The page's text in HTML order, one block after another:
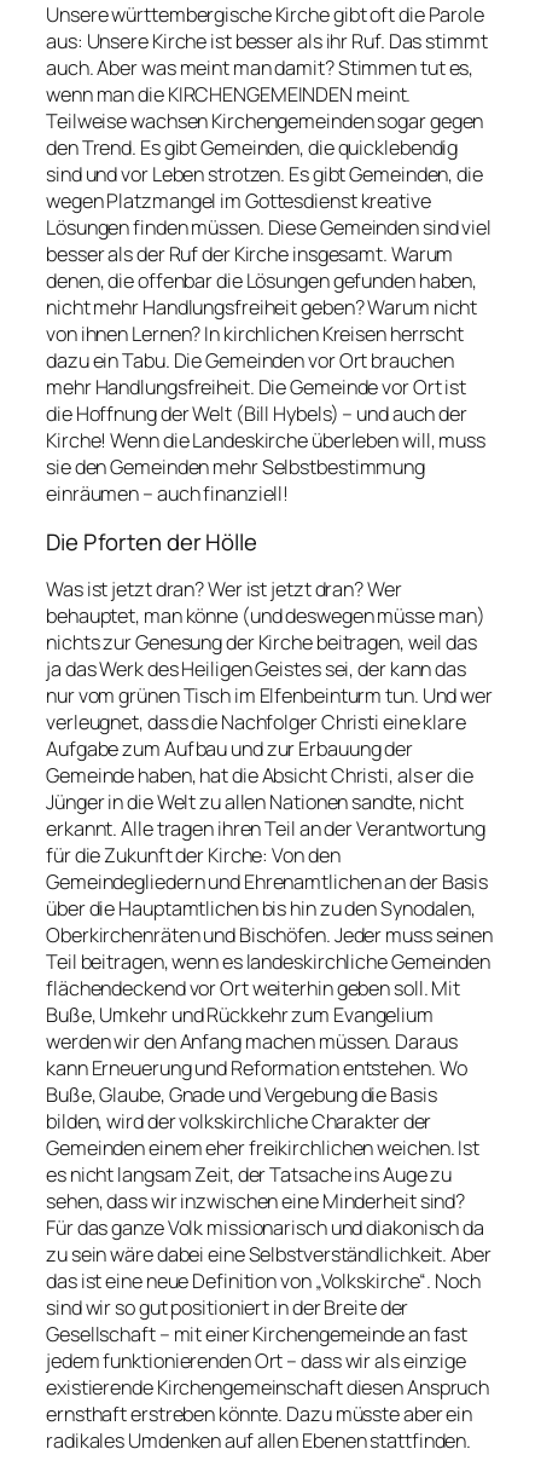
Unsere württembergische Kirche gibt oft die Parole
aus: Unsere Kirche ist besser als ihr Ruf. Das stimmt
auch. Aber was meint man damit? Stimmen tut es,
wenn man die KIRCHENGEMEINDEN meint.
Teilweise wachsen Kirchengemeinden sogar gegen
den Trend. Es gibt Gemeinden, die quicklebendig
sind und vor Leben strotzen. Es gibt Gemeinden, die
wegen Platzmangel im Gottesdienst kreative
Lösungen finden müssen. Diese Gemeinden sind viel
besser als der Ruf der Kirche insgesamt. Warum
denen, die offenbar die Lösungen gefunden haben,
nicht mehr Handlungsfreiheit geben? Warum nicht
von ihnen Lernen? In kirchlichen Kreisen herrscht
dazu ein Tabu. Die Gemeinden vor Ort brauchen
mehr Handlungsfreiheit. Die Gemeinde vor Ort ist
die Hoffnung der Welt (Bill Hybels) – und auch der
Kirche! Wenn die Landeskirche überleben will, muss
sie den Gemeinden mehr Selbstbestimmung
einräumen – auch finanziell!
Die Pforten der Hölle
Was ist jetzt dran? Wer ist jetzt dran? Wer
behauptet, man könne (und deswegen müsse man)
nichts zur Genesung der Kirche beitragen, weil das
ja das Werk des Heiligen Geistes sei, der kann das
nur vom grünen Tisch im Elfenbeinturm tun. Und wer
verleugnet, dass die Nachfolger Christi eine klare
Aufgabe zum Aufbau und zur Erbauung der
Gemeinde haben, hat die Absicht Christi, als er die
Jünger in die Welt zu allen Nationen sandte, nicht
erkannt. Alle tragen ihren Teil an der Verantwortung
für die Zukunft der Kirche: Von den
Gemeindegliedern und Ehrenamtlichen an der Basis
über die Hauptamtlichen bis hin zu den Synodalen,
Oberkirchenräten und Bischöfen. Jeder muss seinen
Teil beitragen, wenn es landeskirchliche Gemeinden
flächendeckend vor Ort weiterhin geben soll. Mit
Buße, Umkehr und Rückkehr zum Evangelium
werden wir den Anfang machen müssen. Daraus
kann Erneuerung und Reformation entstehen. Wo
Buße, Glaube, Gnade und Vergebung die Basis
bilden, wird der volkskirchliche Charakter der
Gemeinden einem eher freikirchlichen weichen. Ist
es nicht langsam Zeit, der Tatsache ins Auge zu
sehen, dass wir inzwischen eine Minderheit sind?
Für das ganze Volk missionarisch und diakonisch da
zu sein wäre dabei eine Selbstverständlichkeit. Aber
das ist eine neue Definition von „Volkskirche“. Noch
sind wir so gut positioniert in der Breite der
Gesellschaft – mit einer Kirchengemeinde an fast
jedem funktionierenden Ort – dass wir als einzige
existierende Kirchengemeinschaft diesen Anspruch
ernsthaft erstreben könnte. Dazu müsste aber ein
radikales Umdenken auf allen Ebenen stattfinden.